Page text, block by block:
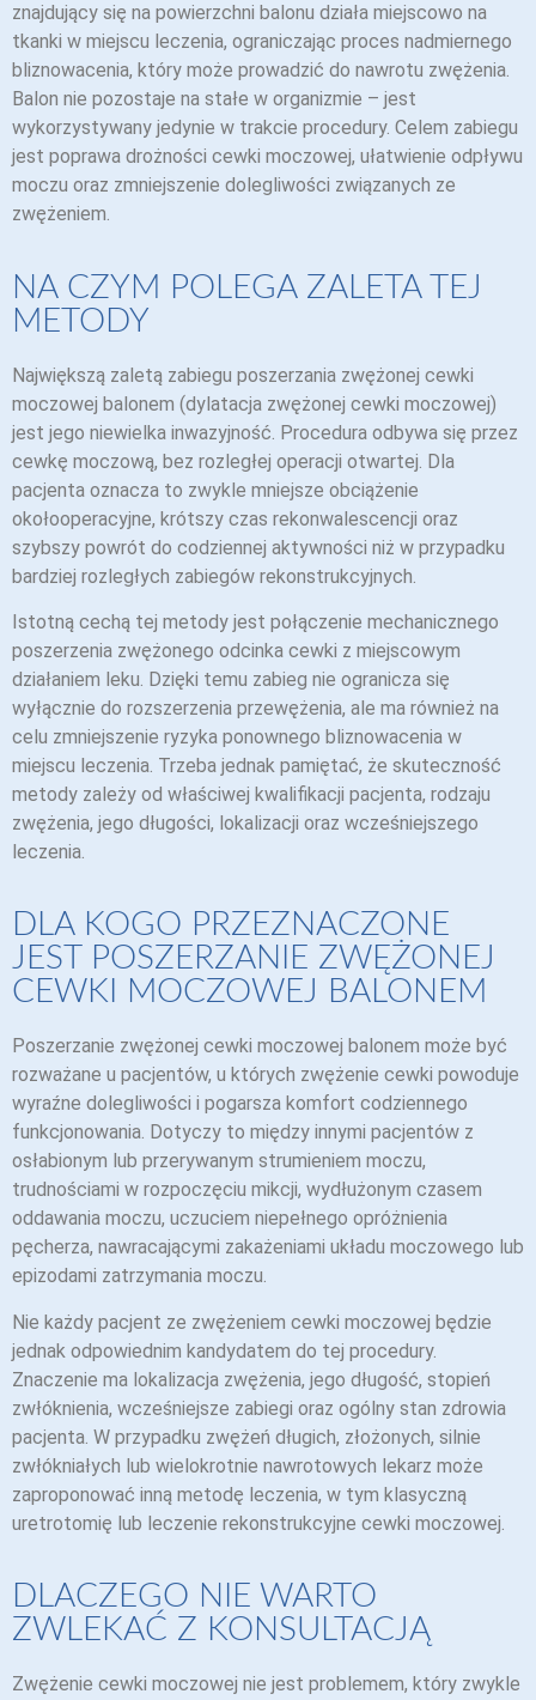
znajdujący się na powierzchni balonu działa miejscowo na
tkanki w miejscu leczenia, ograniczając proces nadmiernego
bliznowacenia, który może prowadzić do nawrotu zwężenia.
Balon nie pozostaje na stałe w organizmie – jest
wykorzystywany jedynie w trakcie procedury. Celem zabiegu
jest poprawa drożności cewki moczowej, ułatwienie odpływu
moczu oraz zmniejszenie dolegliwości związanych ze
zwężeniem.
NA CZYM POLEGA ZALETA TEJ
METODY
Największą zaletą zabiegu poszerzania zwężonej cewki
moczowej balonem (dylatacja zwężonej cewki moczowej)
jest jego niewielka inwazyjność. Procedura odbywa się przez
cewkę moczową, bez rozległej operacji otwartej. Dla
pacjenta oznacza to zwykle mniejsze obciążenie
okołooperacyjne, krótszy czas rekonwalescencji oraz
szybszy powrót do codziennej aktywności niż w przypadku
bardziej rozległych zabiegów rekonstrukcyjnych.
Istotną cechą tej metody jest połączenie mechanicznego
poszerzenia zwężonego odcinka cewki z miejscowym
działaniem leku. Dzięki temu zabieg nie ogranicza się
wyłącznie do rozszerzenia przewężenia, ale ma również na
celu zmniejszenie ryzyka ponownego bliznowacenia w
miejscu leczenia. Trzeba jednak pamiętać, że skuteczność
metody zależy od właściwej kwalifikacji pacjenta, rodzaju
zwężenia, jego długości, lokalizacji oraz wcześniejszego
leczenia.
DLA KOGO PRZEZNACZONE
JEST POSZERZANIE ZWĘŻONEJ
CEWKI MOCZOWEJ BALONEM
Poszerzanie zwężonej cewki moczowej balonem może być
rozważane u pacjentów, u których zwężenie cewki powoduje
wyraźne dolegliwości i pogarsza komfort codziennego
funkcjonowania. Dotyczy to między innymi pacjentów z
osłabionym lub przerywanym strumieniem moczu,
trudnościami w rozpoczęciu mikcji, wydłużonym czasem
oddawania moczu, uczuciem niepełnego opróżnienia
pęcherza, nawracającymi zakażeniami układu moczowego lub
epizodami zatrzymania moczu.
Nie każdy pacjent ze zwężeniem cewki moczowej będzie
jednak odpowiednim kandydatem do tej procedury.
Znaczenie ma lokalizacja zwężenia, jego długość, stopień
zwłóknienia, wcześniejsze zabiegi oraz ogólny stan zdrowia
pacjenta. W przypadku zwężeń długich, złożonych, silnie
zwłókniałych lub wielokrotnie nawrotowych lekarz może
zaproponować inną metodę leczenia, w tym klasyczną
uretrotomię lub leczenie rekonstrukcyjne cewki moczowej.
DLACZEGO NIE WARTO
ZWLEKAĆ Z KONSULTACJĄ
Zwężenie cewki moczowej nie jest problemem, który zwykle